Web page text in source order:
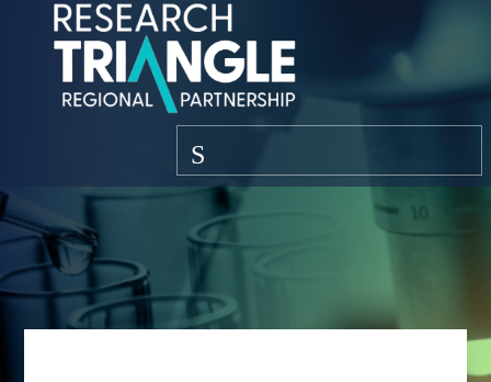
Zum Inhalt springen
Speisekarte